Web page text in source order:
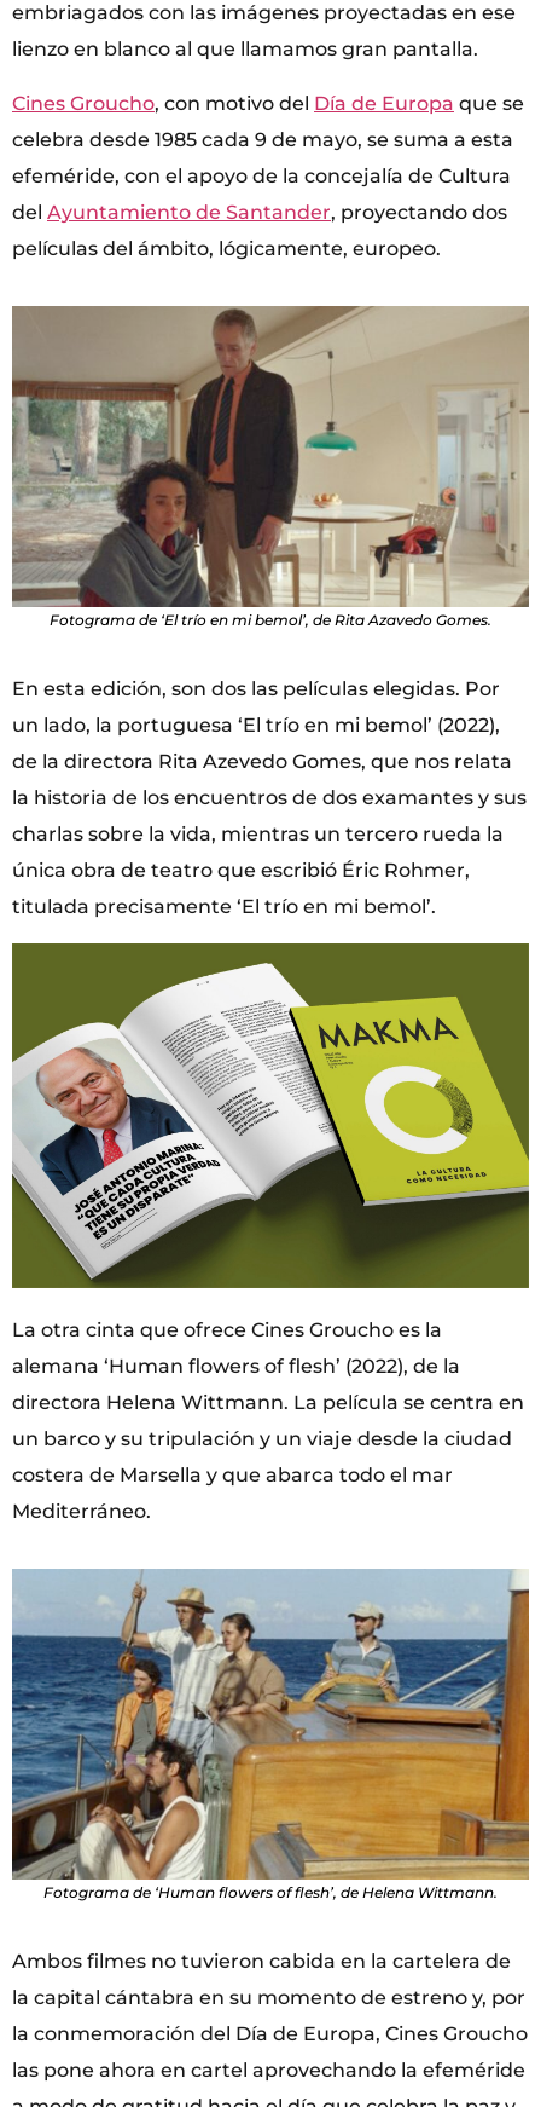
embriagados con las imágenes proyectadas en ese
lienzo en blanco al que llamamos gran pantalla.
Cines Groucho, con motivo del Día de Europa que se
celebra desde 1985 cada 9 de mayo, se suma a esta
efeméride, con el apoyo de la concejalía de Cultura
del Ayuntamiento de Santander, proyectando dos
películas del ámbito, lógicamente, europeo.
Fotograma de ‘El trío en mi bemol’, de Rita Azavedo Gomes.
En esta edición, son dos las películas elegidas. Por
un lado, la portuguesa ‘El trío en mi bemol’ (2022),
de la directora Rita Azevedo Gomes, que nos relata
la historia de los encuentros de dos examantes y sus
charlas sobre la vida, mientras un tercero rueda la
única obra de teatro que escribió Éric Rohmer,
titulada precisamente ‘El trío en mi bemol’.
La otra cinta que ofrece Cines Groucho es la
alemana ‘Human flowers of flesh’ (2022), de la
directora Helena Wittmann. La película se centra en
un barco y su tripulación y un viaje desde la ciudad
costera de Marsella y que abarca todo el mar
Mediterráneo.
Fotograma de ‘Human flowers of flesh’, de Helena Wittmann.
Ambos filmes no tuvieron cabida en la cartelera de
la capital cántabra en su momento de estreno y, por
la conmemoración del Día de Europa, Cines Groucho
las pone ahora en cartel aprovechando la efeméride